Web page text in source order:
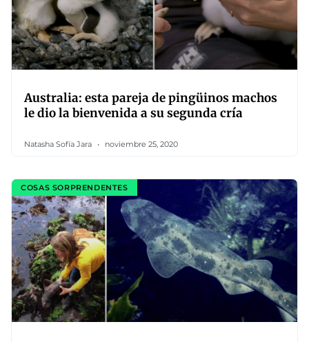
Australia: esta pareja de pingüinos machos
le dio la bienvenida a su segunda cría
Natasha Sofía Jara noviembre 25, 2020
COSAS SORPRENDENTES